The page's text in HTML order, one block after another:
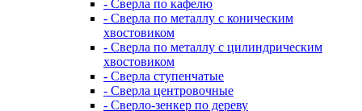
- Сверла по кафелю
- Сверла по металлу с коническим
хвостовиком
- Сверла по металлу с цилиндрическим
хвостовиком
- Сверла ступенчатые
- Сверла центровочные
- Сверло-зенкер по дереву